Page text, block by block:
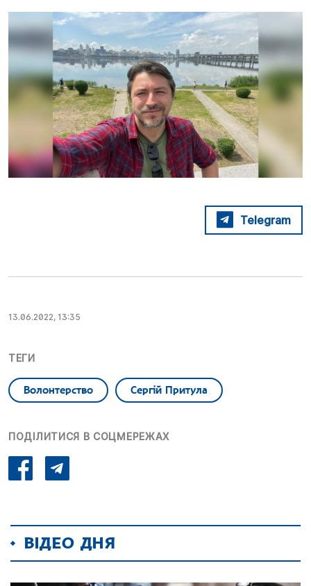
Telegram
13.06.2022, 13:35
ТЕГИ
Волонтерство Сергій Притула
ПОДІЛИТИСЯ В СОЦМЕРЕЖАХ
ВІДЕО ДНЯ